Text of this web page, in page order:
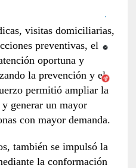
visitas domiciliarias,
preventivas, el
oportuna y
la prevención y el
permitió ampliar la
generar un mayor
con mayor demanda.
también se impulsó la
la conformación